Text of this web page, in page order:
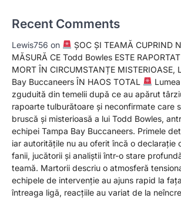
Recent Comments
Lewis756 on
ȘOC ȘI TEAMĂ CUPRIND
MĂSURĂ CE Todd Bowles ESTE
MORT ÎN CIRCUMSTANȚE MISTERIOASE,
Bay Buccaneers ÎN HAOS TOTAL
zguduită din temelii după ce au apărut
rapoarte tulburătoare și neconfirmate care
bruscă și misterioasă a lui Todd Bowles,
echipei Tampa Bay Buccaneers. Primele
iar autoritățile nu au oferit încă o declarație
fanii, jucătorii și analiștii într-o stare
teamă. Martorii descriu o atmosferă
echipele de intervenție au ajuns rapid la
întreaga ligă, reacțiile au variat de la